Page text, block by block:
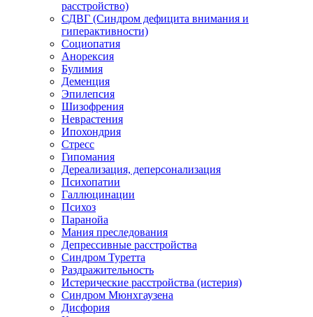
расстройство)
СДВГ (Синдром дефицита внимания и
гиперактивности)
Социопатия
Анорексия
Булимия
Деменция
Эпилепсия
Шизофрения
Неврастения
Ипохондрия
Стресс
Гипомания
Дереализация, деперсонализация
Психопатии
Галлюцинации
Психоз
Паранойа
Мания преследования
Депрессивные расстройства
Синдром Туретта
Раздражительность
Истерические расстройства (истерия)
Синдром Мюнхгаузена
Дисфория